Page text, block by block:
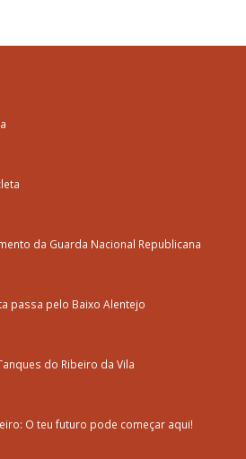
da Guarda Nacional Republicana
passa pelo Baixo Alentejo
do Ribeiro da Vila
O teu futuro pode começar aqui!